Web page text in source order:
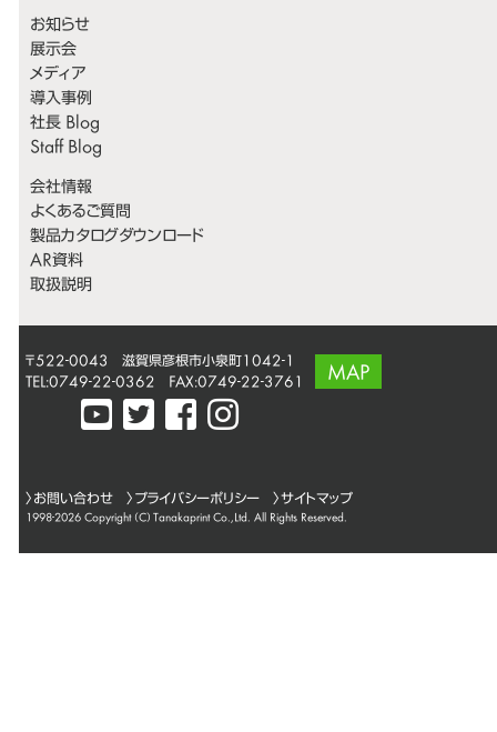
お知らせ
展示会
メディア
導入事例
社長 Blog
Staff Blog
会社情報
よくあるご質問
製品カタログダウンロード
AR資料
取扱説明
〒522-0043 滋賀県彦根市小泉町1042-1
TEL:0749-22-0362 FAX:0749-22-3761
MAP
〉 お問い合わせ 〉 プライバシーポリシー 〉サイトマップ
1998-2026 Copyright (C) Tanakaprint Co.,Ltd. All Rights Reserved.